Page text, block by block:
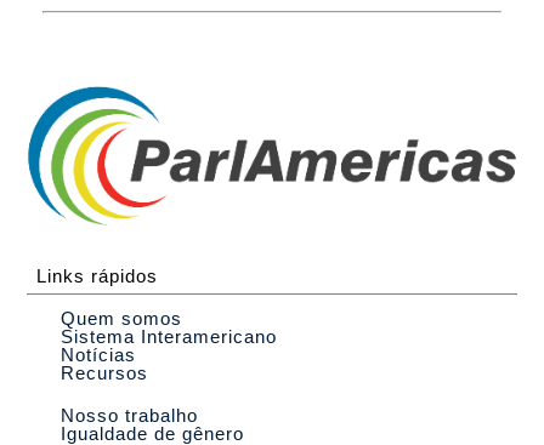
Links rápidos
Quem somos
Sistema Interamericano
Notícias
Recursos
Nosso trabalho
Igualdade de gênero